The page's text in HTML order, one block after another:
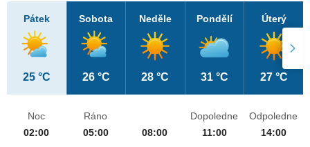
Pátek
25 °C
Sobota
26 °C
Neděle
28 °C
Pondělí
31 °C
Úterý
27 °C
Noc
02:00
Ráno
05:00
08:00
Dopoledne
11:00
Odpoledne
14:00